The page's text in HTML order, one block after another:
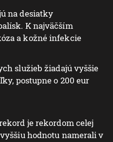
na desiatky
K najväčším
a kožné infekcie
služieb žiadajú vyššie
postupne o 200 eur
je rekordom celej
hodnotu namerali v